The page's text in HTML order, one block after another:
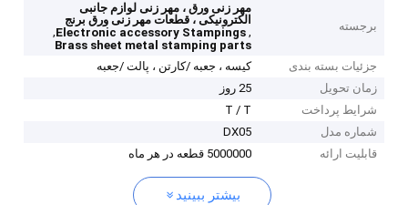
برجسته
مهر زنی ورق ، مهر زنی لوازم جانبی
الکترونیکی ، قطعات مهر زنی ورق برنج
,
Electronic accessory Stampings
,
Brass sheet metal stamping parts
جزئیات بسته بندی
کیسه ، جعبه /کارتن ، پالت /جعبه
زمان تحویل
25 روز
شرایط پرداخت
T / T
شماره مدل
DX05
قابلیت ارائه
5000000 قطعه در هر ماه
بیشتر ببینید